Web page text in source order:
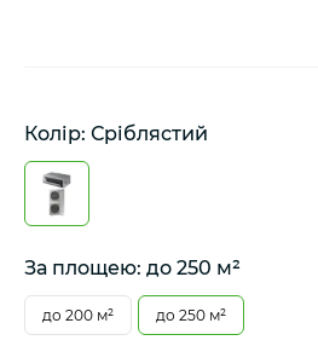
Колір: Сріблястий
За площею: до 250 м²
до 200 м² до 250 м²